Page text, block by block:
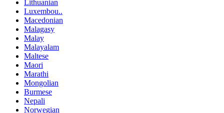
Lithuanian
Luxembou..
Macedonian
Malagasy
Malay
Malayalam
Maltese
Maori
Marathi
Mongolian
Burmese
Nepali
Norwegian